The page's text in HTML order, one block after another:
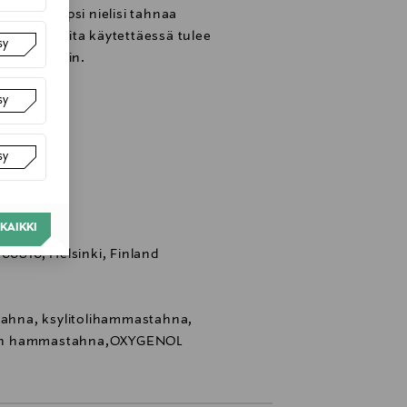
jotta lapsi nielisi tahnaa
käytettäessä tulee
tai lääkäriin.
Helsinki, Finland
ksylitolihammastahna,